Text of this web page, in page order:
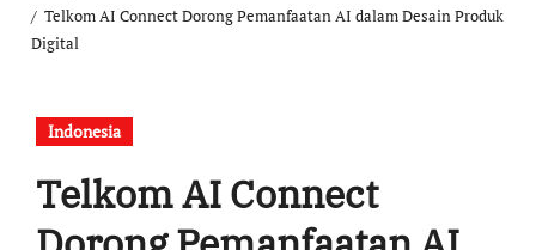
Telkom AI Connect Dorong Pemanfaatan AI dalam Desain Produk
Digital
Indonesia
Telkom AI Connect